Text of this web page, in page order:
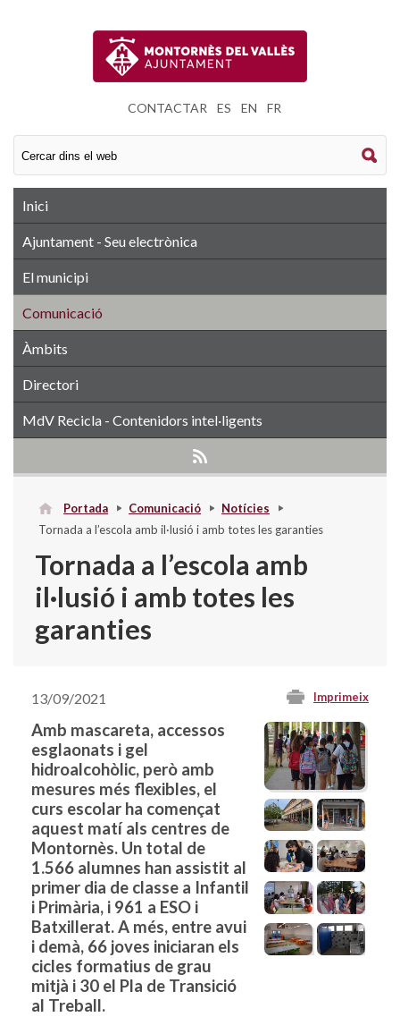
CONTACTAR ES EN FR
Inici
Ajuntament - Seu electrònica
El municipi
Comunicació
Àmbits
Directori
MdV Recicla - Contenidors intel·ligents
Portada Comunicació
Notícies
Tornada a l’escola amb il·lusió i amb totes les garanties
Tornada a l’escola amb
il·lusió i amb totes les
garanties
Imprimeix
13/09/2021
Amb mascareta, accessos
esglaonats i gel
hidroalcohòlic, però amb
mesures més flexibles, el
curs escolar ha començat
aquest matí als centres de
Montornès. Un total de
1.566 alumnes han assistit al
primer dia de classe a Infantil
i Primària, i 961 a ESO i
Batxillerat. A més, entre avui
i demà, 66 joves iniciaran els
cicles formatius de grau
mitjà i 30 el Pla de Transició
al Treball.